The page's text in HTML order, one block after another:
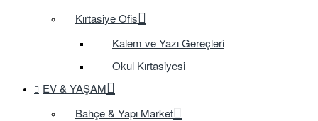
Kırtasiye Ofis
Kalem ve Yazı Gereçleri
Okul Kırtasiyesi
EV & YAŞAM
Bahçe & Yapı Market